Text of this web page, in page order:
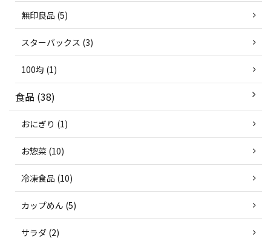
無印良品 (5)
スターバックス (3)
100均 (1)
食品 (38)
おにぎり (1)
お惣菜 (10)
冷凍食品 (10)
カップめん (5)
サラダ (2)